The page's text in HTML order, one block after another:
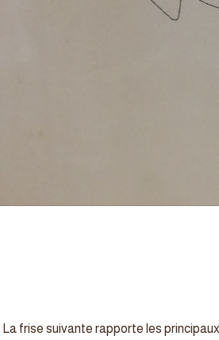
La frise suivante rapporte les